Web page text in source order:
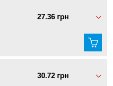
27.36 грн
30.72 грн